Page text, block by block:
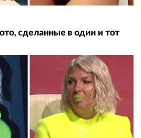
сделанные в один и тот